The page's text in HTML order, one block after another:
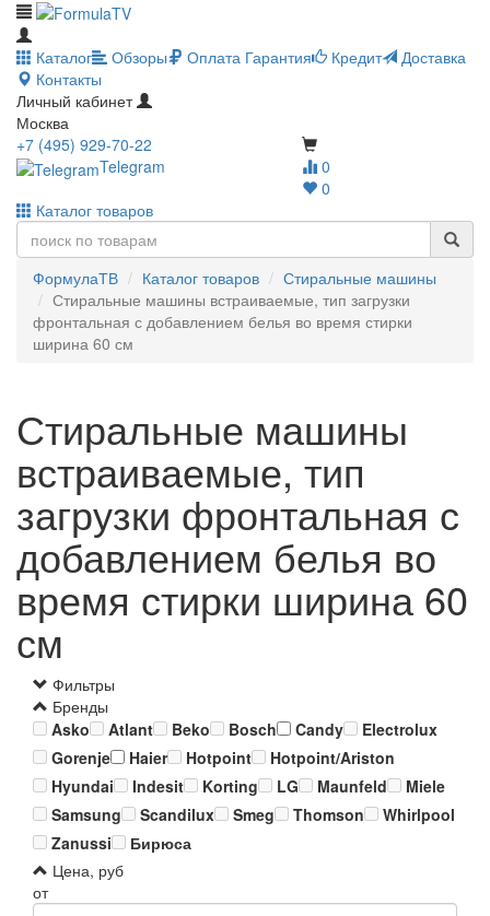
Каталог Обзоры Оплата Гарантия Кредит
Доставка
Контакты
Личный кабинет
Москва
0
0
+7 (495) 929-70-22
Telegram
Каталог товаров
ФормулаТВ Каталог товаров
Стиральные машины
Стиральные машины встраиваемые, тип загрузки
фронтальная с добавлением белья во время стирки
ширина 60 см
Стиральные машины
встраиваемые, тип
загрузки фронтальная с
добавлением белья во
время стирки ширина 60
см
Фильтры
Бренды
Asko
Atlant Beko Bosch Candy
Electrolux
Gorenje
Haier Hotpoint
Hotpoint/Ariston
Hyundai
Indesit Korting LG Maunfeld
Miele
Samsung
Scandilux Smeg Thomson
Whirlpool
Zanussi
Бирюса
Цена, руб
от